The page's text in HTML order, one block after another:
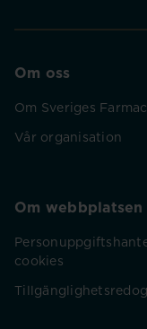
Om oss
Om Sveriges
Vår organisation
Om webbplatsen
cookies